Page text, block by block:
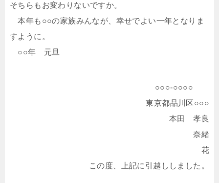
そちらもお変わりないですか。
本年も○○の家族みんなが、幸せでよい一年となりま
すように。
○○年 元旦
○○○-○○○○
東京都品川区○○○
本田 孝良
奈緒
花
この度、上記に引越ししました。